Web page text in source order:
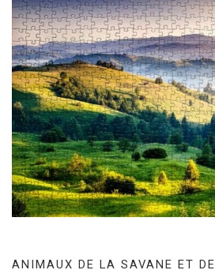
ANIMAUX DE LA SAVANE ET